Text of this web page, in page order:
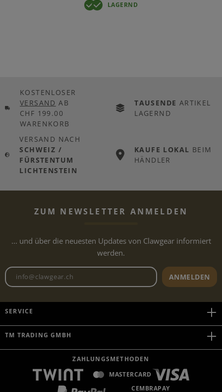
LAGERND
KOSTENLOSER
VERSAND AB
CHF 199.00
WARENKORB
TAUSENDE ARTIKEL
LAGERND
VERSAND NACH
SCHWEIZ /
FÜRSTENTUM
LICHTENSTEIN
KAUFE LOKAL BEIM
HÄNDLER
ZUM NEWSLETTER ANMELDEN
... und über die neuesten Updates von Clawgear informiert
werden.
Newsletter E-Mail-Adresse
ANMELDEN
SERVICE
TM TRADING GMBH
ZAHLUNGSMETHODEN
MASTERCARD
CEMBRAPAY